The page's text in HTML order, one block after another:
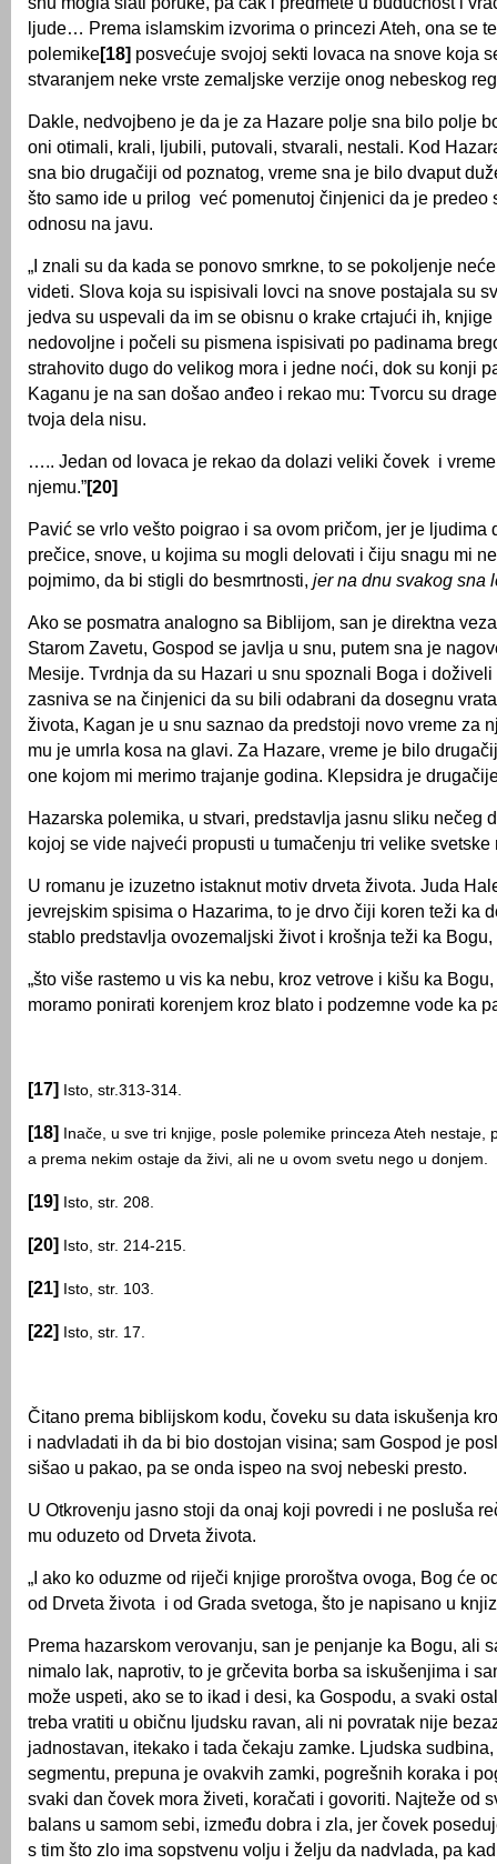
ljude… Prema islamskim izvorima o princezi Ateh, ona se
polemike[18] posvećuje svojoj sekti lovaca na snove koja
stvaranjem neke vrste zemaljske verzije onog nebeskog
Dakle, nedvojbeno je da je za Hazare polje sna bilo polje
oni otimali, krali, ljubili, putovali, stvarali, nestali. Kod
sna bio drugačiji od poznatog, vreme sna je bilo dvaput
što samo ide u prilog već pomenutoj činjenici da je predeo
odnosu na javu.
„I znali su da kada se ponovo smrkne, to se pokoljenje
videti. Slova koja su ispisivali lovci na snove postajala su
jedva su uspevali da im se obisnu o krake crtajući ih,
nedovoljne i počeli su pismena ispisivati po padinama
strahovito dugo do velikog mora i jedne noći, dok su konji
Kaganu je na san došao anđeo i rekao mu: Tvorcu su
tvoja dela nisu.
….. Jedan od lovaca je rekao da dolazi veliki čovek i
njemu.”[20]
Pavić se vrlo vešto poigrao i sa ovom pričom, jer je ljudima
prečice, snove, u kojima su mogli delovati i čiju snagu mi
pojmimo, da bi stigli do besmrtnosti, jer na dnu svakog sna
Ako se posmatra analogno sa Biblijom, san je direktna
Starom Zavetu, Gospod se javlja u snu, putem sna je
Mesije. Tvrdnja da su Hazari u snu spoznali Boga i
zasniva se na činjenici da su bili odabrani da dosegnu
života, Kagan je u snu saznao da predstoji novo vreme za
mu je umrla kosa na glavi. Za Hazare, vreme je bilo
one kojom mi merimo trajanje godina. Klepsidra je
Hazarska polemika, u stvari, predstavlja jasnu sliku nečeg
kojoj se vide najveći propusti u tumačenju tri velike svetske
U romanu je izuzetno istaknut motiv drveta života. Juda
jevrejskim spisima o Hazarima, to je drvo čiji koren teži ka
stablo predstavlja ovozemaljski život i krošnja teži ka Bogu,
„što više rastemo u vis ka nebu, kroz vetrove i kišu ka
moramo ponirati korenjem kroz blato i podzemne vode ka
[17] Isto, str.313-314.
[18] Inače, u sve tri knjige, posle polemike princeza Ateh nestaje,
a prema nekim ostaje da živi, ali ne u ovom svetu nego u donjem.
[19] Isto, str. 208.
[20] Isto, str. 214-215.
[21] Isto, str. 103.
[22] Isto, str. 17.
Čitano prema biblijskom kodu, čoveku su data iskušenja
i nadvladati ih da bi bio dostojan visina; sam Gospod je
sišao u pakao, pa se onda ispeo na svoj nebeski presto.
U Otkrovenju jasno stoji da onaj koji povredi i ne posluša
mu oduzeto od Drveta života.
„I ako ko oduzme od riječi knjige proroštva ovoga, Bog će
od Drveta života i od Grada svetoga, što je napisano u
Prema hazarskom verovanju, san je penjanje ka Bogu, ali
nimalo lak, naprotiv, to je grčevita borba sa iskušenjima i
može uspeti, ako se to ikad i desi, ka Gospodu, a svaki
treba vratiti u običnu ljudsku ravan, ali ni povratak nije
jadnostavan, itekako i tada čekaju zamke. Ljudska
segmentu, prepuna je ovakvih zamki, pogrešnih koraka i
svaki dan čovek mora živeti, koračati i govoriti. Najteže od
balans u samom sebi, između dobra i zla, jer čovek
s tim što zlo ima sopstvenu volju i želju da nadvlada, pa